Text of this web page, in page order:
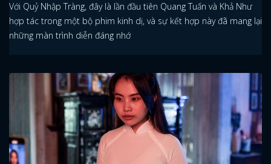
Với Quỷ Nhập Tràng, đây là lần đầu tiên Quang Tuấn và Khả Như
hợp tác trong một bộ phim kinh dị, và sự kết hợp này đã mang lại
những màn trình diễn đáng nhớ